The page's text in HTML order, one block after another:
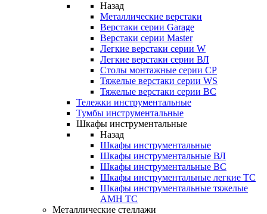
Назад
Металлические верстаки
Верстаки серии Garage
Верстаки серии Master
Легкие верстаки серии W
Легкие верстаки серии ВЛ
Столы монтажные серии СР
Тяжелые верстаки серии WS
Тяжелые верстаки серии ВС
Тележки инструментальные
Тумбы инструментальные
Шкафы инструментальные
Назад
Шкафы инструментальные
Шкафы инструментальные ВЛ
Шкафы инструментальные ВС
Шкафы инструментальные легкие ТС
Шкафы инструментальные тяжелые
AMH TC
Металлические стеллажи